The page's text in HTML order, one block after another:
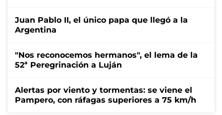
Juan Pablo II, el único papa que llegó a la
Argentina
"Nos reconocemos hermanos", el lema de la
52ª Peregrinación a Luján
Alertas por viento y tormentas: se viene el
Pampero, con ráfagas superiores a 75 km/h